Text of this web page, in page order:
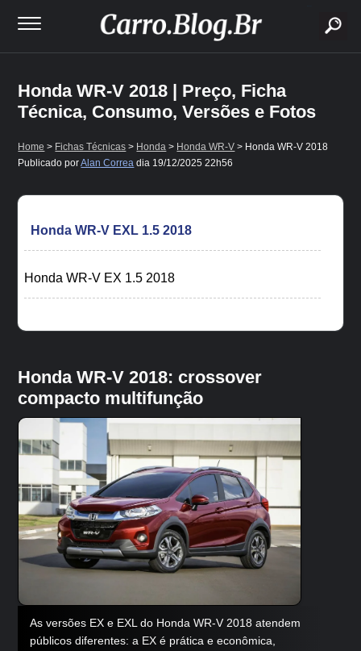
Honda WR-V 2018 | Preço, Ficha
Técnica, Consumo, Versões e Fotos
Home > Fichas Técnicas > Honda > Honda WR-V > Honda WR-V 2018
Publicado porAlan Correa dia 19/12/2025 22h56
Honda WR-V EXL 1.5 2018
Honda WR-V EX 1.5 2018
Honda WR-V 2018: crossover
compacto multifunção
As versões EX e EXL do Honda WR-V 2018 atendem
públicos diferentes: a EX é prática e econômica,